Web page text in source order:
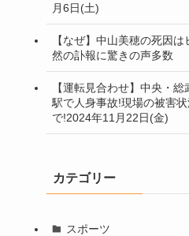
月6日(土)
【なぜ】中山美穂の死因
然の訃報に驚きの声多数
【運転見合わせ】中央・
駅で人身事故!現場の被害
で!2024年11月22日(金)
カテゴリー
スポーツ